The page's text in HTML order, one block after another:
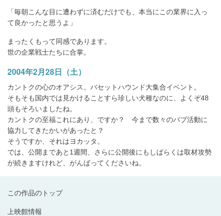
この作品のトップ
上映館情報
「毎朝こんな目に遭わずに済むだけでも、本当にこの業界に入っ
て良かったと思うよ」
まったくもって同感であります。
世の企業戦士たちに合掌。
2004年2月28日（土）
カントクの心のオアシス。バセットハウンド大集合イベント。
そもそも国内では見かけることすら珍しい犬種なのに、よくぞ48
頭もそろいましたね。
カントクの至福これにあり、ですか？ 今まで数々のパブ活動に
協力してきたかいがあったと？
そうですか、それはヨカッタ。
では、公開まであと1週間、さらに公開後にもしばらくは取材攻勢
が続きますけれど、がんばってくださいね。